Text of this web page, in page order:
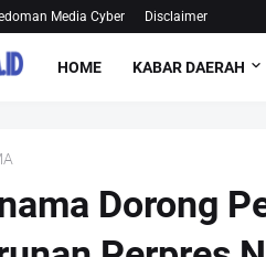
Media Cyber Disclaimer
HOME KABAR DAERAH
Dorong